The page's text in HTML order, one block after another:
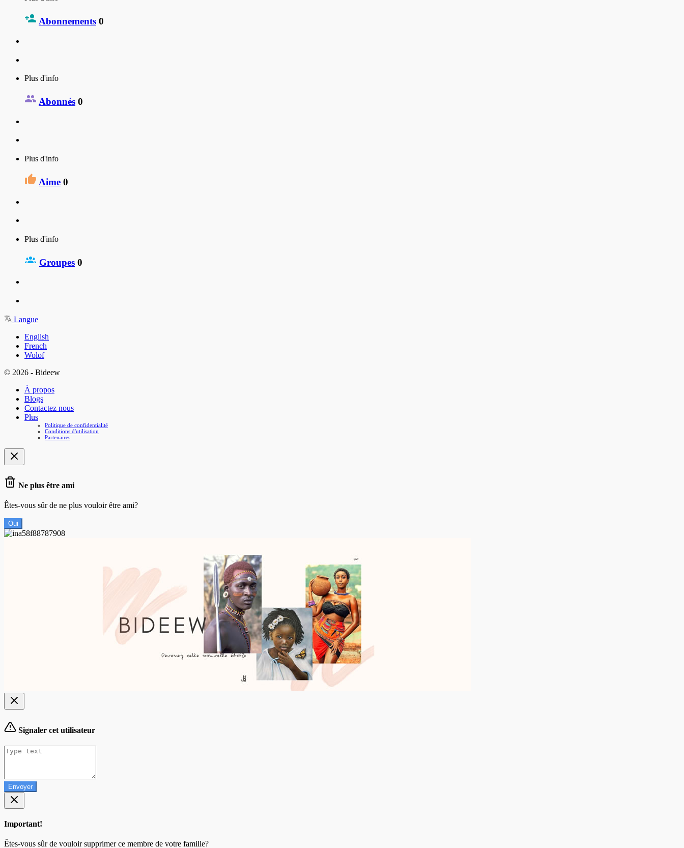
Abonnements 0
Plus d'info
Abonnés 0
Plus d'info
Aime 0
Plus d'info
Groupes 0
Langue
English
French
Wolof
© 2026 - Bideew
À propos
Blogs
Contactez nous
Plus
Politique de confidentialité
Conditions d'utilisation
Partenaires
Ne plus être ami
Êtes-vous sûr de ne plus vouloir être ami?
Oui
Signaler cet utilisateur
Envoyer
Important!
Êtes-vous sûr de vouloir supprimer ce membre de votre famille?